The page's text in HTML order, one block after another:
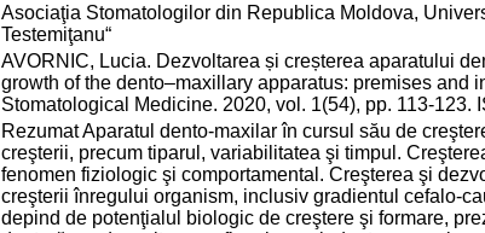
Asociaţia Stomatologilor din Republica Moldova,
Testemiţanu“
AVORNIC, Lucia. Dezvoltarea și creșterea aparatului
growth of the dento–maxillary apparatus: premises and
Stomatological Medicine. 2020, vol. 1(54), pp. 113-123.
Rezumat Aparatul dento-maxilar în cursul său de
creşterii, precum tiparul, variabilitatea şi timpul.
fenomen fiziologic şi comportamental. Creşterea şi
creşterii înregului organism, inclusiv gradientul cefalo-
depind de potenţialul biologic de creştere şi formare,